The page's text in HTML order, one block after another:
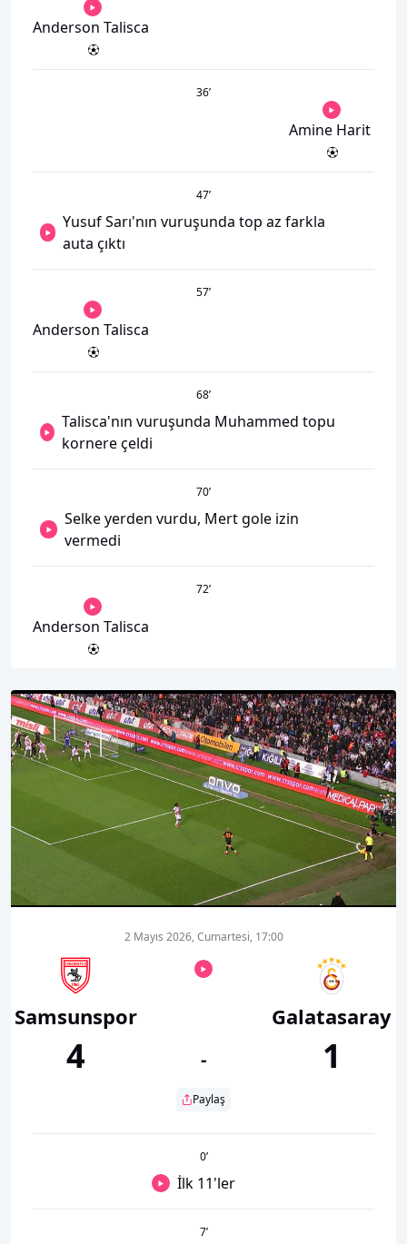
Anderson Talisca
36’
Amine Harit
47’
Yusuf Sarı'nın vuruşunda top az farkla
auta çıktı
57’
Anderson Talisca
68’
Talisca'nın vuruşunda Muhammed topu
kornere çeldi
70’
Selke yerden vurdu, Mert gole izin
vermedi
72’
Anderson Talisca
00:00
Samsunspor
4
2 Mayıs 2026, Cumartesi, 17:00
-
Paylaş
Galatasaray
1
0’
İlk 11'ler
7’